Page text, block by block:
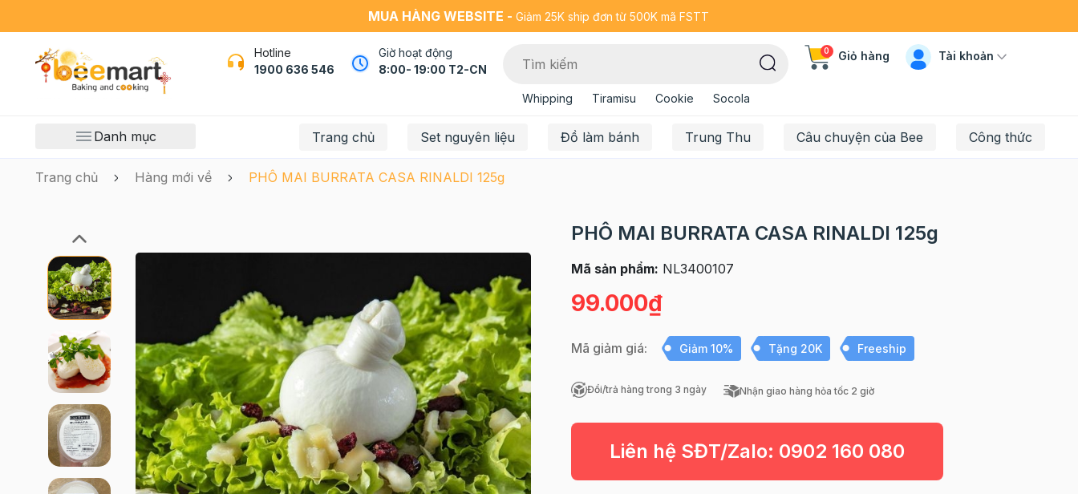
MUA HÀNG WEBSITE - Giảm 25K ship đơn từ 500K mã FSTT
Hotline
1900 636 546
Giờ hoạt động
8:00- 19:00 T2-CN
Whipping Tiramisu Cookie Socola
0 Giỏ hàng Tài khoản
Danh mục Trang chủ Set nguyên liệu Đồ làm bánh Trung Thu Câu chuyện của Bee Công thức
Trang chủ Hàng mới về PHÔ MAI BURRATA CASA RINALDI 125g
PHÔ MAI BURRATA CASA RINALDI 125g
Mã sản phẩm: NL3400107
99.000₫
Mã giảm giá: Giảm 10% Tặng 20K Freeship
Đổi/trả hàng trong 3 ngày Nhận giao hàng hỏa tốc 2 giờ
Liên hệ SĐT/Zalo: 0902 160 080